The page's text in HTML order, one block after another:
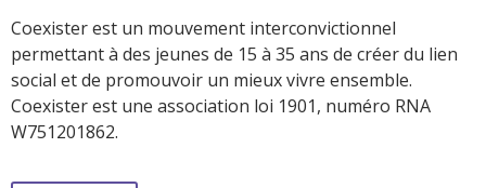
Coexister est un mouvement interconvictionnel
permettant à des jeunes de 15 à 35 ans de créer du lien
social et de promouvoir un mieux vivre ensemble.
Coexister est une association loi 1901, numéro RNA
W751201862.